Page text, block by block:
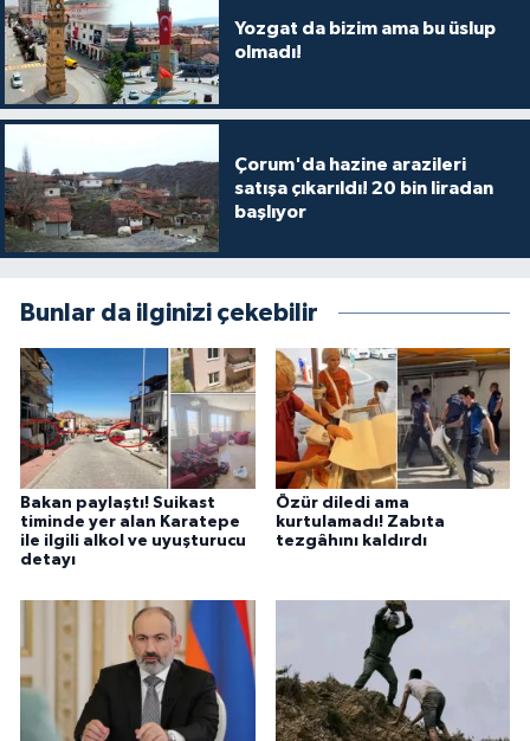
Yozgat da bizim ama bu üslup
olmadı!
Çorum'da hazine arazileri
satışa çıkarıldı! 20 bin liradan
başlıyor
Bunlar da ilginizi çekebilir
Bakan paylaştı! Suikast
timinde yer alan Karatepe
ile ilgili alkol ve uyuşturucu
detayı
Özür diledi ama
kurtulamadı! Zabıta
tezgâhını kaldırdı